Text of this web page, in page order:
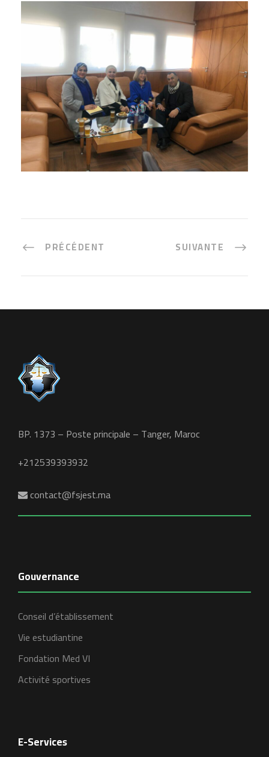
PRÉCÉDENT SUIVANTE
BP. 1373 – Poste principale – Tanger, Maroc
+212539393932
contact@fsjest.ma
Gouvernance
Conseil d’établissement
Vie estudiantine
Fondation Med VI
Activité sportives
E-Services